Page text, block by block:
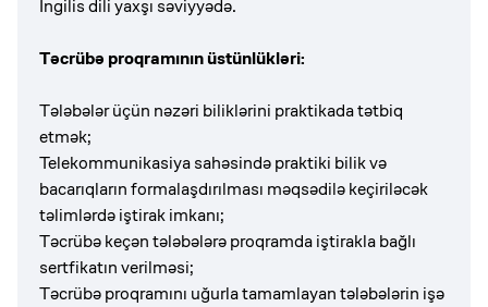
İngilis dili yaxşı səviyyədə.
Təcrübə proqramının üstünlükləri:
Tələbələr üçün nəzəri biliklərini praktikada tətbiq
etmək;
Telekommunikasiya sahəsində praktiki bilik və
bacarıqların formalaşdırılması məqsədilə keçiriləcək
təlimlərdə iştirak imkanı;
Təcrübə keçən tələbələrə proqramda iştirakla bağlı
sertfikatın verilməsi;
Təcrübə proqramını uğurla tamamlayan tələbələrin işə